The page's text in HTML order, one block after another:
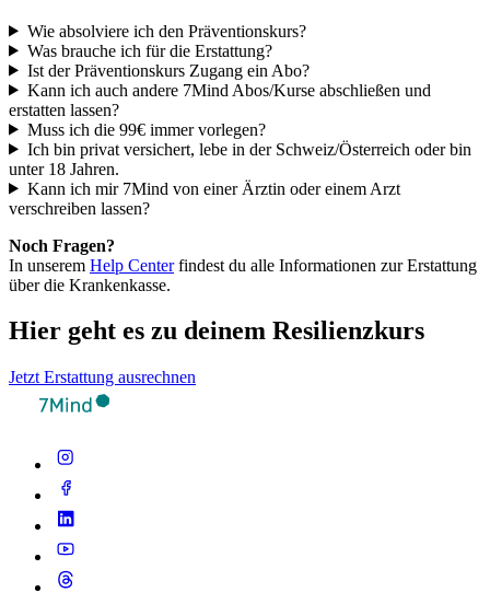
Wie absolviere ich den Präventionskurs?
Was brauche ich für die Erstattung?
Ist der Präventionskurs Zugang ein Abo?
Kann ich auch andere 7Mind Abos/Kurse abschließen und
erstatten lassen?
Muss ich die 99€ immer vorlegen?
Ich bin privat versichert, lebe in der Schweiz/Österreich oder bin
unter 18 Jahren.
Kann ich mir 7Mind von einer Ärztin oder einem Arzt
verschreiben lassen?
Noch Fragen?
In unserem Help Centerfindest du alle Informationen zur Erstattung
über die Krankenkasse.
Hier geht es zu deinem Resilienzkurs
Jetzt Erstattung ausrechnen